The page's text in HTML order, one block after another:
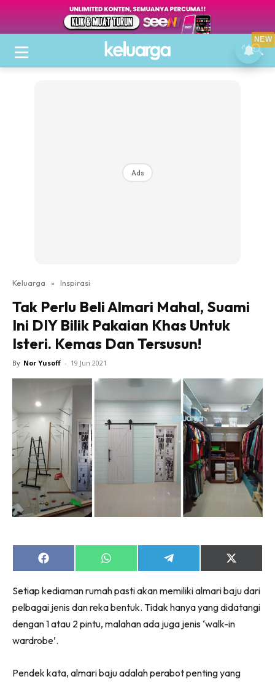
Ads
Keluarga » Inspirasi
Tak Perlu Beli Almari Mahal, Suami
Ini DIY Bilik Pakaian Khas Untuk
Isteri. Kemas Dan Tersusun!
By Nor Yusoff - 19 Jun 2021
Share
on
Share
on
Share
on
Share
on
(Twitter)
Setiap kediaman rumah pasti akan memiliki almari baju dari
pelbagai jenis dan reka bentuk. Tidak hanya yang didatangi
dengan 1 atau 2 pintu, malahan ada juga jenis ‘walk-in
wardrobe’.
Pendek kata, almari baju adalah perabot penting yang
NEW